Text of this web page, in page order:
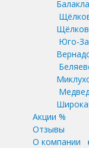
Юго-
Акции %
Отзывы
О компании